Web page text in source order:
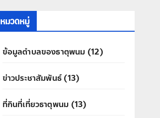
เกิด
วัน
พฤ
หัสบ
ดี
พระ
ธาตุ
ประ
สิทธิ์
พุธ
พระ
ธาตุ
มหา
ชัย
อังค
าร
พระ
หมวดหมู่
ข้อมูลตำบลของธาตุพนม (12)
ข่าวประชาสัมพันธ์(13)
ที่กินที่เที่ยวธาตุพนม (13)